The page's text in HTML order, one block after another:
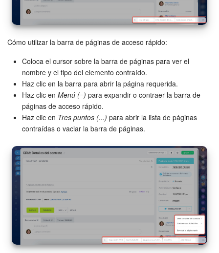
Webmail
Grupos de trabajo
Proyectos con IA
CoPilot - IA en Bitrix24
CRM
Reserva
Sales center
CRM Analytics
BI Builder
Cómo utilizar la barra de páginas de acceso rápido:
Coloca el cursor sobre la barra de páginas para ver el
nombre y el tipo del elemento contraído.
Haz clic en la barra para abrir la página requerida.
Haz clic en Menú (≡) para expandir o contraer la barra de
páginas de acceso rápido.
Haz clic en Tres puntos (...) para abrir la lista de páginas
contraídas o vaciar la barra de páginas.